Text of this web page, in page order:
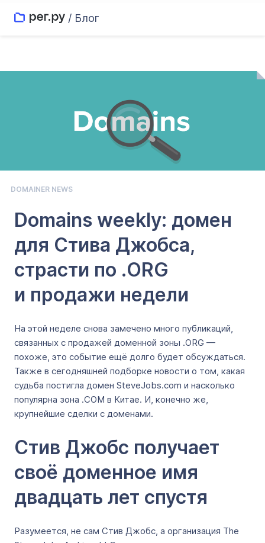
/ Блог
DOMAINER NEWS
Domains weekly: домен
для Стива Джобса,
страсти по .ORG
и продажи недели
На этой неделе снова замечено много публикаций,
связанных с продажей доменной зоны .ORG —
похоже, это событие ещё долго будет обсуждаться.
Также в сегодняшней подборке новости о том, какая
судьба постигла домен SteveJobs.com и насколько
популярна зона .COM в Китае. И, конечно же,
крупнейшие сделки с доменами.
Стив Джобс получает
своё доменное имя
двадцать лет спустя
Разумеется, не сам Стив Джобс, а организация The